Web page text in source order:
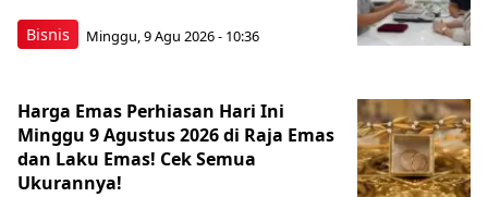
Bisnis Minggu, 9 Agu 2026 - 10:36
Harga Emas Perhiasan Hari Ini
Minggu 9 Agustus 2026 di Raja Emas
dan Laku Emas! Cek Semua
Ukurannya!